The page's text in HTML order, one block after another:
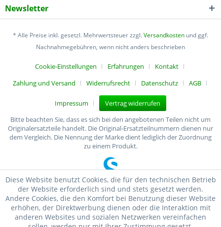
Newsletter
* Alle Preise inkl. gesetzl. Mehrwertsteuer zzgl.Versandkosten und ggf.
Nachnahmegebühren, wenn nicht anders beschrieben
Cookie-Einstellungen Erfahrungen
Kontakt
Zahlung und Versand
Widerrufsrecht Datenschutz AGB
Impressum
Vertrag widerrufen
Bitte beachten Sie, dass es sich bei den angebotenen Teilen nicht um
Originalersatzteile handelt. Die Original-Ersatzteilnummern dienen nur
dem Vergleich. Die Nennung der Marke dient lediglich der Zuordnung
zu einem Produkt.
Diese Website benutzt Cookies, die für den technischen Betrieb
der Website erforderlich sind und stets gesetzt werden.
Andere Cookies, die den Komfort bei Benutzung dieser Website
erhöhen, der Direktwerbung dienen oder die Interaktion mit
anderen Websites und sozialen Netzwerken vereinfachen